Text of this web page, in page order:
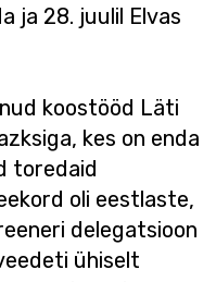
ja 28. juulil Elvas
koostööd Läti
kes on enda
toredaid
oli eestlaste,
delegatsioon
ühiselt